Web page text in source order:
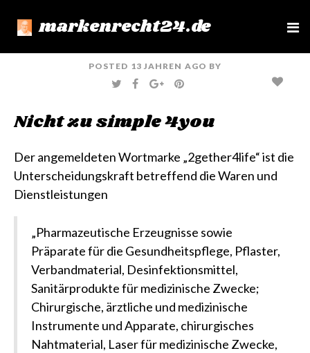
markenrecht24.de
e
POSTED 13 JAHREN AGO BY
T
W
T
E
F
A
O
O
G
O
L
E
P
I
E
R
E
Nicht zu simple 4you
Der angemeldeten Wortmarke „2gether4life“ ist die
Unterscheidungskraft betreffend die Waren und
Dienstleistungen
„Pharmazeutische Erzeugnisse sowie
Präparate für die Gesundheitspflege, Pflaster,
Verbandmaterial, Desinfektionsmittel,
Sanitärprodukte für medizinische Zwecke;
Chirurgische, ärztliche und medizinische
Instrumente und Apparate, chirurgisches
Nahtmaterial, Laser für medizinische Zwecke,